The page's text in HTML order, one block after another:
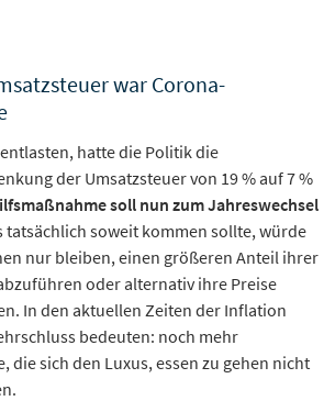
war Corona-
hatte die Politik die
der Umsatzsteuer von 19 % auf 7 %
soll nun zum Jahreswechsel
tatsächlich soweit kommen sollte, würde
nur bleiben, einen größeren Anteil ihrer
oder alternativ ihre Preise
In den aktuellen Zeiten der Inflation
bedeuten: noch mehr
die sich den Luxus, essen zu gehen nicht